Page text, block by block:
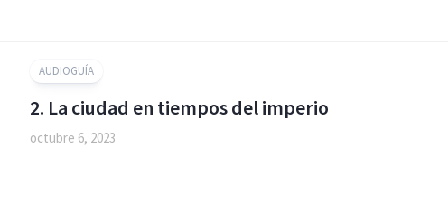
AUDIOGUÍA
2. La ciudad en tiempos del imperio
octubre 6, 2023